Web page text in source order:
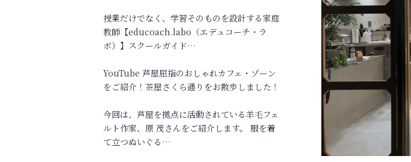
授業だけでなく、学習そのものを設計する家庭
教師【educoach.labo（エデュコーチ・ラ
ボ）】スクールガイド…
YouTube 芦屋屈指のおしゃれカフェ・ゾーン
をご紹介！茶屋さくら通りをお散歩しました！
今回は、芦屋を拠点に活動されている羊毛フェ
ルト作家、原 茂さんをご紹介します。 服を着
て立つぬいぐる…